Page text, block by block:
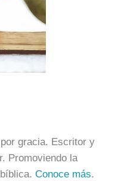
gracia. Escritor y
Promoviendo la
Conoce más.